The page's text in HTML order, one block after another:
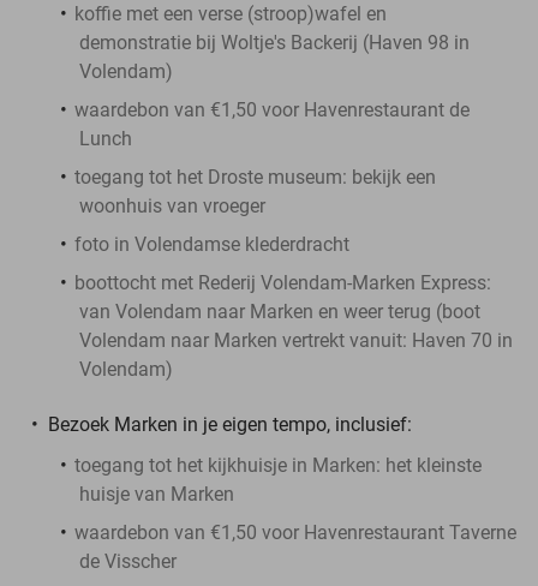
koffie met een verse (stroop)wafel en
demonstratie bij Woltje's Backerij (Haven 98 in
Volendam)
waardebon van €1,50 voor Havenrestaurant de
Lunch
toegang tot het Droste museum: bekijk een
woonhuis van vroeger
foto in Volendamse klederdracht
boottocht met Rederij Volendam-Marken Express:
van Volendam naar Marken en weer terug (boot
Volendam naar Marken vertrekt vanuit: Haven 70 in
Volendam)
Bezoek Marken in je eigen tempo, inclusief:
toegang tot het kijkhuisje in Marken: het kleinste
huisje van Marken
waardebon van €1,50 voor Havenrestaurant Taverne
de Visscher